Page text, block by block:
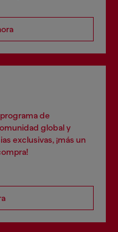
de
global y
exclusivas, ¡más un